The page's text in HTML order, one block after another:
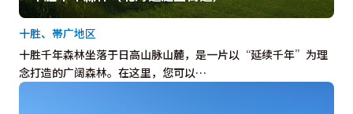
十胜千年森林坐落于日高山脉山麓，是一片以“延续千年”为理
念打造的广阔森林。在这里，您可以…
十胜、帯广地区